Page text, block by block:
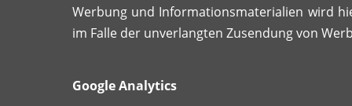
Werbung und Informationsmaterialien wird
im Falle der unverlangten Zusendung von
Google Analytics